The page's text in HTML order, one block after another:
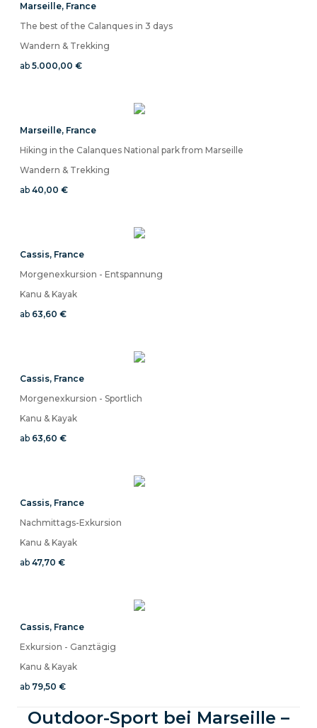
Marseille, France
The best of the Calanques in 3 days
Wandern & Trekking
ab 5.000,00 €
Marseille, France
Hiking in the Calanques National park from Marseille
Wandern & Trekking
ab 40,00 €
Cassis, France
Morgenexkursion - Entspannung
Kanu & Kayak
ab 63,60 €
Cassis, France
Morgenexkursion - Sportlich
Kanu & Kayak
ab 63,60 €
Cassis, France
Nachmittags-Exkursion
Kanu & Kayak
ab 47,70 €
Cassis, France
Exkursion - Ganztägig
Kanu & Kayak
ab 79,50 €
Outdoor-Sport bei Marseille –